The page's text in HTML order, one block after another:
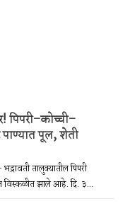
पिपरी–कोच्ची–
पूल, शेती
तालुक्यातील पिपरी
विस्कळीत झाले आहे. दि. ३...